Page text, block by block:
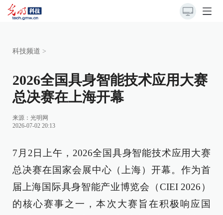
科技频道 >
2026全国具身智能技术应用大赛
总决赛在上海开幕
来源：光明网
2026-07-02 20:13
7月2日上午，2026全国具身智能技术应用大赛
总决赛在国家会展中心（上海）开幕。作为首
届上海国际具身智能产业博览会（CIEI 2026）
的核心赛事之一，本次大赛旨在积极响应国